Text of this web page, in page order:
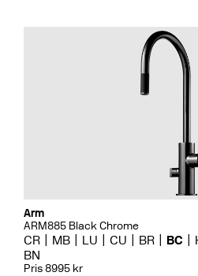
Arm
ARM885 Black Chrome
CR MB LU CU BR BC
BN
Pris 8995 kr